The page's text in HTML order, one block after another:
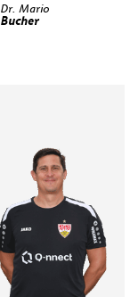
Dr. Mario
Bucher